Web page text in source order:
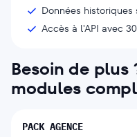
Données
Accès à l'API avec
Besoin de plus
modules
PACK AGENCE